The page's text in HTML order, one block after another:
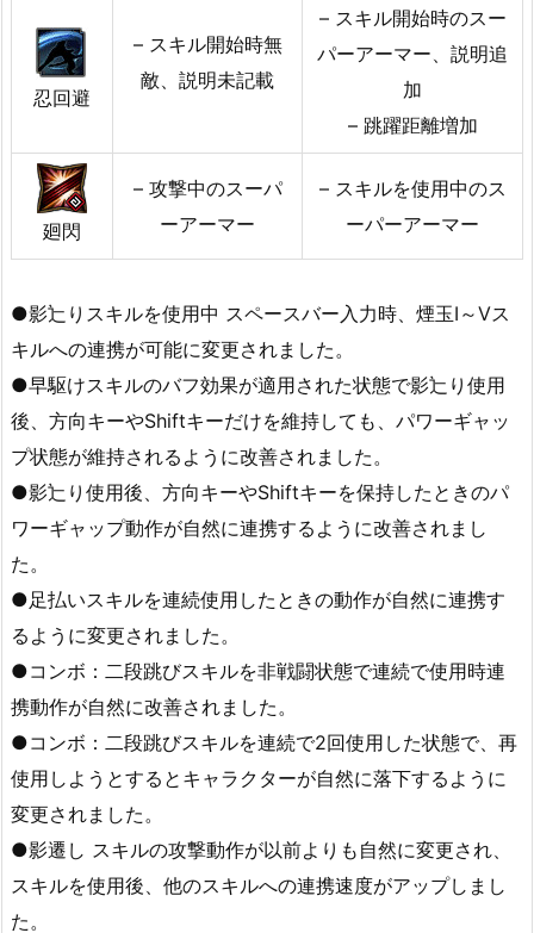
忍回避
– スキル開始時無
敵、説明未記載
– スキル開始時のスー
パーアーマー、説明追
加
– 跳躍距離増加
廻閃
– 攻撃中のスーパ
ーアーマー
– スキルを使用中のス
ーパーアーマー
●影辷りスキルを使用中 スペースバー入力時、煙玉I～Vス
キルへの連携が可能に変更されました。
●早駆けスキルのバフ効果が適用された状態で影辷り使用
後、方向キーやShiftキーだけを維持しても、パワーギャッ
プ状態が維持されるように改善されました。
●影辷り使用後、方向キーやShiftキーを保持したときのパ
ワーギャップ動作が自然に連携するように改善されまし
た。
●足払いスキルを連続使用したときの動作が自然に連携す
るように変更されました。
●コンボ：二段跳びスキルを非戦闘状態で連続で使用時連
携動作が自然に改善されました。
●コンボ：二段跳びスキルを連続で2回使用した状態で、再
使用しようとするとキャラクターが自然に落下するように
変更されました。
●影遷し スキルの攻撃動作が以前よりも自然に変更され、
スキルを使用後、他のスキルへの連携速度がアップしまし
た。